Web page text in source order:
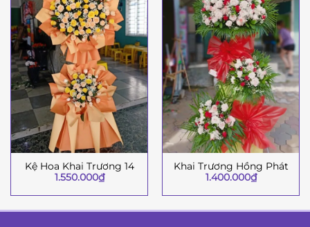
Kệ Hoa Khai Trương 14
1.550.000₫
Khai Trương Hồng Phát
1.400.000₫